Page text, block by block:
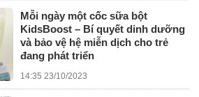
Mỗi ngày một cốc sữa bột
KidsBoost – Bí quyết dinh dưỡng
và bảo vệ hệ miễn dịch cho trẻ
đang phát triển
14:35 23/10/2023